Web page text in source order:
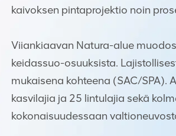
kaivoksen pintaprojektio noin
Viiankiaavan Natura-alue
keidassuo-osuuksista.
mukaisena kohteena (SAC/SPA).
kasvilajia ja 25 lintulajia sekä
kokonaisuudessaan